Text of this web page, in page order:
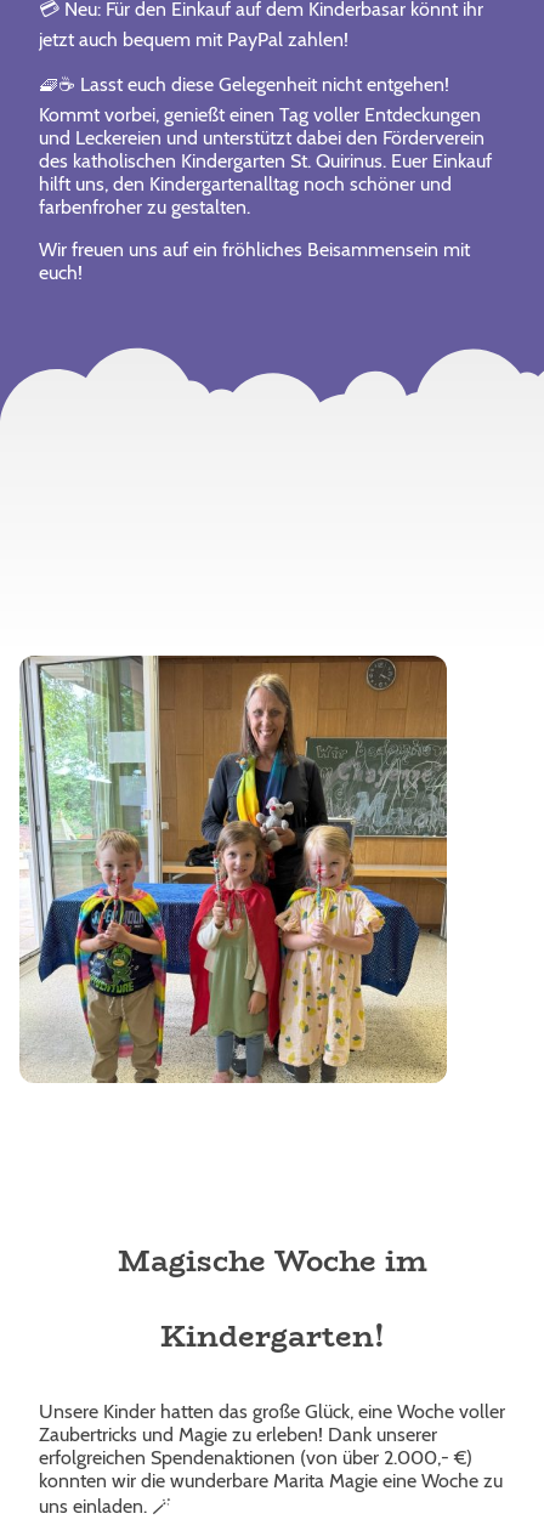
💳 Neu: Für den Einkauf auf dem Kinderbasar könnt ihr
jetzt auch bequem mit PayPal zahlen!
🧇☕ Lasst euch diese Gelegenheit nicht entgehen!
Kommt vorbei, genießt einen Tag voller Entdeckungen
und Leckereien und unterstützt dabei den Förderverein
des katholischen Kindergarten St. Quirinus. Euer Einkauf
hilft uns, den Kindergartenalltag noch schöner und
farbenfroher zu gestalten.
Wir freuen uns auf ein fröhliches Beisammensein mit
euch!
Magische Woche im
Kindergarten!
Unsere Kinder hatten das große Glück, eine Woche voller
Zaubertricks und Magie zu erleben! Dank unserer
erfolgreichen Spendenaktionen (von über 2.000,- €)
konnten wir die wunderbare Marita Magie eine Woche zu
uns einladen. 🪄